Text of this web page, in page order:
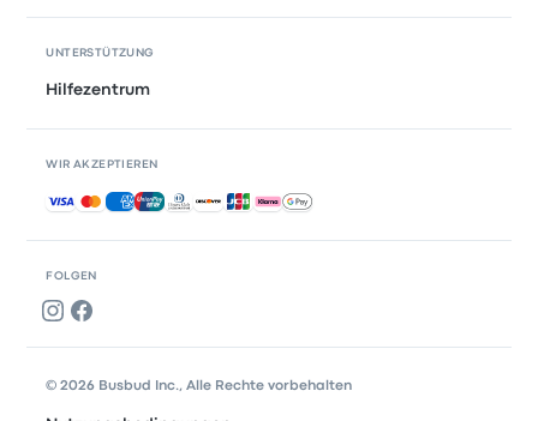
FOLGEN
UNTERSTÜTZUNG
Hilfezentrum
WIR AKZEPTIEREN
Akzeptierte Zahlungsmethoden
© 2026 Busbud Inc., Alle Rechte vorbehalten